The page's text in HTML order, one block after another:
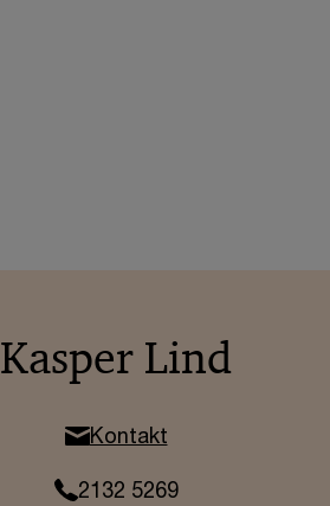
Kasper Lind
Kontakt
2132 5269